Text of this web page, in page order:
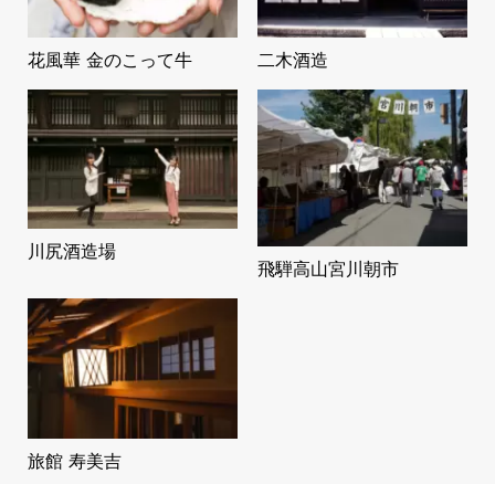
花風華 金のこって牛 二木酒造
川尻酒造場
飛騨高山宮川朝市
旅館 寿美吉